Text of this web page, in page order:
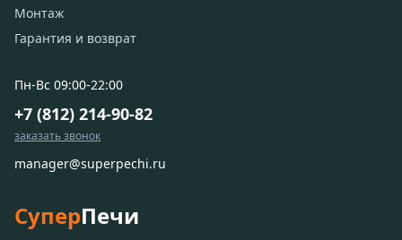
Монтаж
Гарантия и возврат
Пн-Вс 09:00-22:00
+7 (812) 214-90-82
заказать звонок
manager@superpechi.ru
СуперПечи